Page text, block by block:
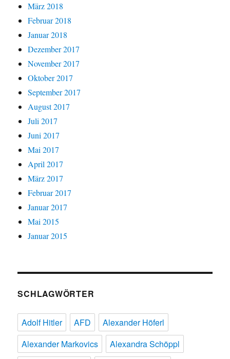
März 2018
Februar 2018
Januar 2018
Dezember 2017
November 2017
Oktober 2017
September 2017
August 2017
Juli 2017
Juni 2017
Mai 2017
April 2017
März 2017
Februar 2017
Januar 2017
Mai 2015
Januar 2015
SCHLAGWÖRTER
Adolf Hitler AFD
Alexander Höferl
Alexander Markovics
Alexandra Schöppl